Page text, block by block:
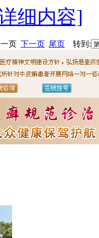
细内容]
页 下一页 尾页 转到: